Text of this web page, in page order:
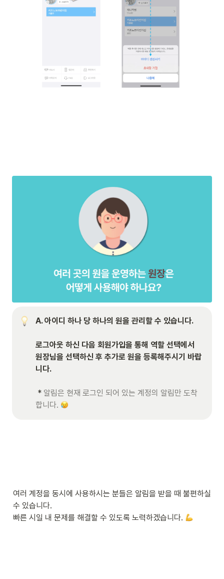
A. 아이디 하나 당 하나의 원을 관리할 수 있습니다.
로그아웃 하신 다음 회원가입을 통해 역할 선택에서
원장님을 선택하신 후 추가로 원을 등록해주시기 바랍
니다.
* 알림은 현재 로그인 되어 있는 계정의 알림만 도착
합니다.
여러 계정을 동시에 사용하시는 분들은 알림을 받을 때 불편하실
수 있습니다.
빠른 시일 내 문제를 해결할 수 있도록 노력하겠습니다.